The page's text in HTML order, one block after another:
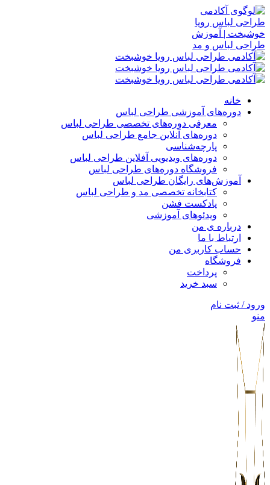
خانه
دوره‌های آموزشی طراحی لباس
معرفی دوره‌های تخصصی طراحی لباس
دوره‌های آنلاین جامع طراحی لباس
پارچه‌شناسی
دوره‌های ویدیویی آفلاین طراحی لباس
فروشگاه دوره‌های طراحی لباس
آموزش‌های رایگان طراحی لباس
کتابخانه تخصصی مد و طراحی لباس
پادکست فشن
ویدئوهای آموزشی
درباره ی من
ارتباط با ما
حساب کاربری من
فروشگاه
پرداخت
سبد خرید
ورود / ثبت نام
منو